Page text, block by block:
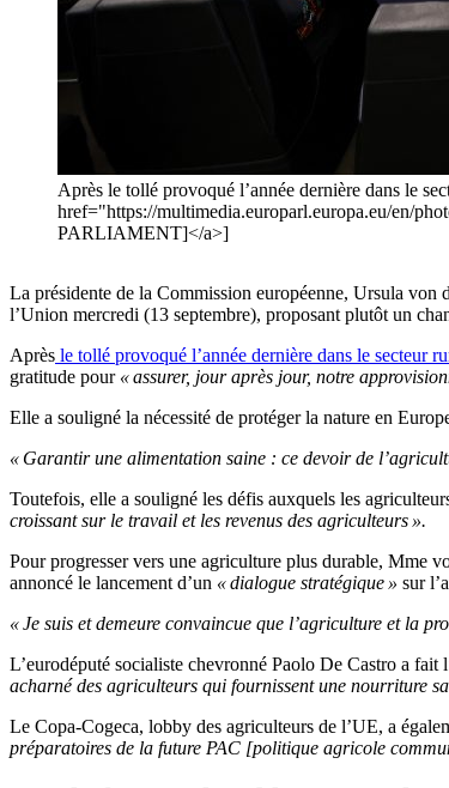
Après le tollé provoqué l’année dernière dans le
href="https://multimedia.europarl.europa.eu/en/
PARLIAMENT]</a>]
La présidente de la Commission européenne, Ursula von
l’Union mercredi (13 septembre), proposant plutôt un
Après le tollé provoqué l’année dernière dans le secteur
gratitude pour « assurer, jour après jour, notre
Elle a souligné la nécessité de protéger la nature en
« Garantir une alimentation saine : ce devoir de
Toutefois, elle a souligné les défis auxquels les
croissant sur le travail et les revenus des agriculteurs ».
Pour progresser vers une agriculture plus durable, Mme
annoncé le lancement d’un « dialogue stratégique » sur
« Je suis et demeure convaincue que l’agriculture et la
L’eurodéputé socialiste chevronné Paolo De Castro a
acharné des agriculteurs qui fournissent une nourriture
Le Copa-Cogeca, lobby des agriculteurs de l’UE, a
préparatoires de la future PAC [politique agricole